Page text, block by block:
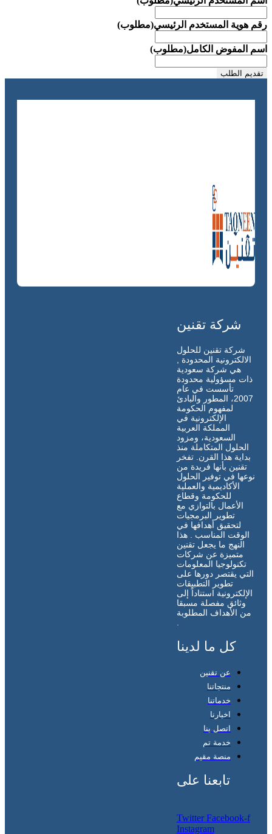
رقم هوية المستخدم الرئيسي(مطلوب)
اسم المفوض الكامل(مطلوب)
شركة تقنين
شركة تقنين للحلول
الالكترونية المحدودة ,
هي شركة سعودية
ذات مسؤولية محدودة
تأسست في عام
2007، المطور والبادئ
لمفهوم الحكومة
الإلكترونية في
المملكة العربية
السعودية، ومزود
الحلول المتكاملة منذ
بداية هذا القرن. تفخر
تقنين بأنها فريدة من
نوعها في توفير الحلول
الأكاديمية والعملية
للحكومة وقطاع
الأعمال بالتوازي مع
تطوير البرمجيات
لتحقيق أهدافها في
الوقت المناسب . هذا
النهج ما يجعل تقنين
متميزة عن شركات
تكنولوجيا المعلومات
التي يقتصر دورها على
تطوير التطبيقات
الإلكترونية استناداً إلى
وثائق مفصلة مسبقا
من الأهداف المطلوبة
.
كل ما لدينا
عن تقنين
منتجاتنا
خدماتنا
اخبارنا
اتصل بنا
خدمة تم
منصة مقيم
تابعنا على
Twitter Facebook-f
Instagram